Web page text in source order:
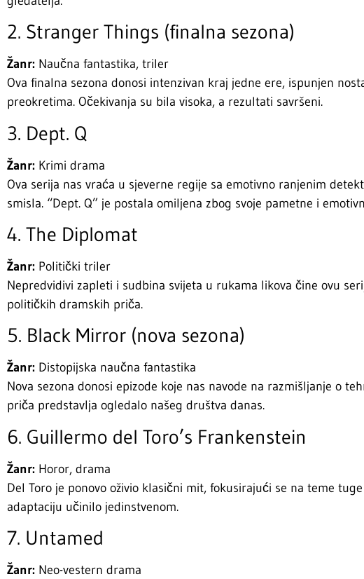
2. Stranger Things (finalna sezona)
Žanr: Naučna fantastika, triler
Ova finalna sezona donosi intenzivan kraj jedne ere, ispunjen
preokretima. Očekivanja su bila visoka, a rezultati savršeni.
3. Dept. Q
Žanr: Krimi drama
Ova serija nas vraća u sjeverne regije sa emotivno ranjenim
smisla. “Dept. Q” je postala omiljena zbog svoje pametne i
4. The Diplomat
Žanr: Politički triler
Nepredvidivi zapleti i sudbina svijeta u rukama likova čine ovu
političkih dramskih priča.
5. Black Mirror (nova sezona)
Žanr: Distopijska naučna fantastika
Nova sezona donosi epizode koje nas navode na razmišljanje o
priča predstavlja ogledalo našeg društva danas.
6. Guillermo del Toro’s Frankenstein
Žanr: Horor, drama
Del Toro je ponovo oživio klasični mit, fokusirajući se na teme
adaptaciju učinilo jedinstvenom.
7. Untamed
Žanr: Neo-vestern drama